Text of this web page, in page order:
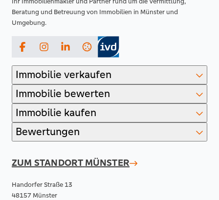
Beratung und Betreuung von Immobilien in Münster und
Umgebung.
FacebookInstagramLinkedIn
Immobilie verkaufen
Immobilie bewerten
Immobilie kaufen
Bewertungen
ZUM STANDORT MÜNSTER
Handorfer Straße 13
48157 Münster